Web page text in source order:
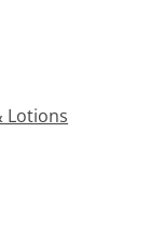
Lotions